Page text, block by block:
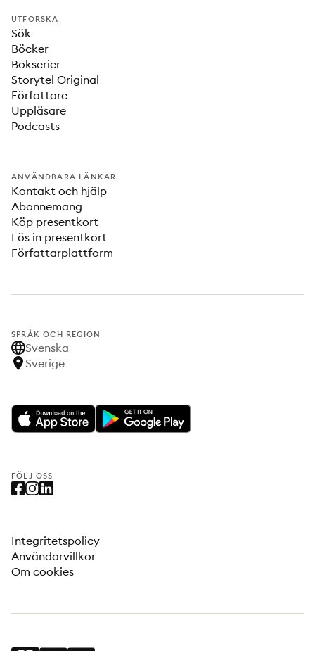
UTFORSKA
Sök
Böcker
Bokserier
Storytel Original
Författare
Uppläsare
Podcasts
ANVÄNDBARA LÄNKAR
Kontakt och hjälp
Abonnemang
Köp presentkort
Lös in presentkort
Författarplattform
SPRÅK OCH REGION
Svenska
Sverige
FÖLJ OSS
Integritetspolicy
Användarvillkor
Om cookies